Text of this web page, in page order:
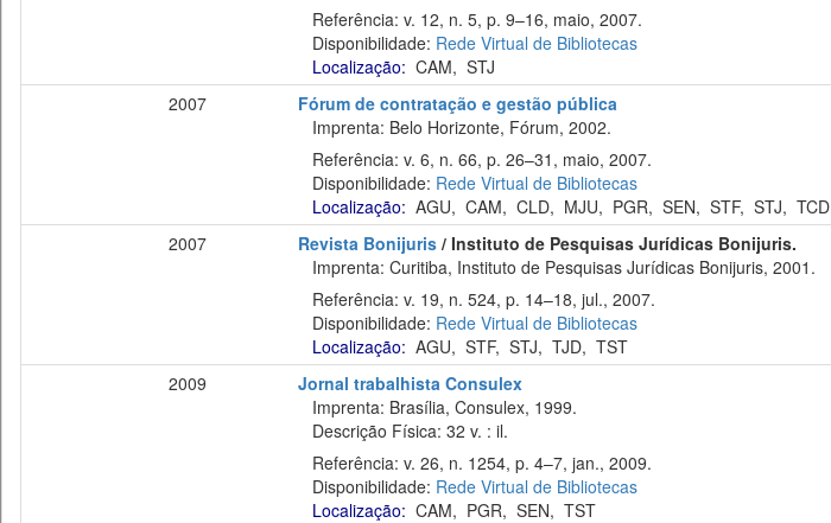
Referência: v. 12, n. 5, p. 9–16, maio, 2007.
Disponibilidade: Rede Virtual de Bibliotecas
Localização: CAM, STJ
2007
Fórum de contratação e gestão pública
Imprenta: Belo Horizonte, Fórum, 2002.
Referência: v. 6, n. 66, p. 26–31, maio, 2007.
Disponibilidade: Rede Virtual de Bibliotecas
Localização: AGU, CAM, CLD, MJU, PGR, SEN, STF, STJ, TCD
2007
Revista Bonijuris / Instituto de Pesquisas Jurídicas Bonijuris.
Imprenta: Curitiba, Instituto de Pesquisas Jurídicas Bonijuris, 2001.
Referência: v. 19, n. 524, p. 14–18, jul., 2007.
Disponibilidade: Rede Virtual de Bibliotecas
Localização: AGU, STF, STJ, TJD, TST
2009
Jornal trabalhista Consulex
Imprenta: Brasília, Consulex, 1999.
Descrição Física: 32 v. : il.
Referência: v. 26, n. 1254, p. 4–7, jan., 2009.
Disponibilidade: Rede Virtual de Bibliotecas
Localização: CAM, PGR, SEN, TST